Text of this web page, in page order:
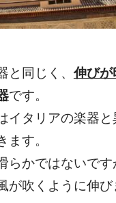
と同じく、 伸びが
です。
イタリアの楽器と
ます。
らかではないで
が吹くように伸び